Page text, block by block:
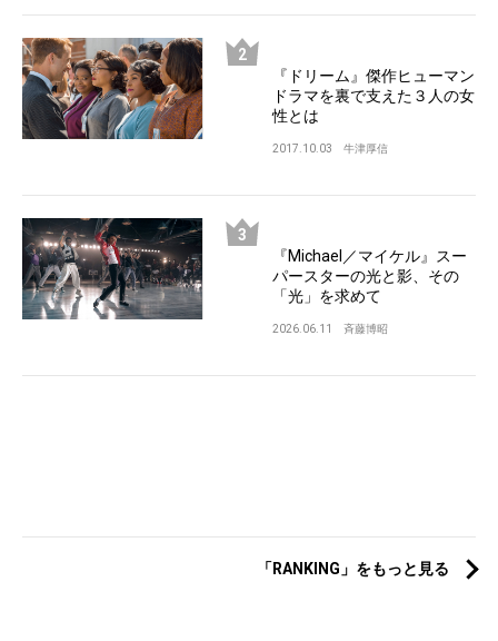
『ドリーム』傑作ヒューマン
ドラマを裏で支えた３人の女
性とは
2017.10.03 牛津厚信
『Michael／マイケル』スー
パースターの光と影、その
「光」を求めて
2026.06.11 斉藤博昭
「RANKING」をもっと見る